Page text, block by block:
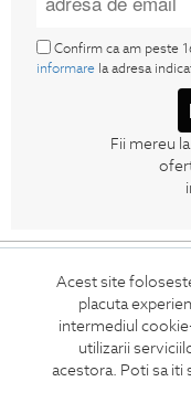
Acest site
placuta
intermediul
utilizarii
acestora. Poti sa iti
Confirm ca am peste
informare la adresa
Fii mereu